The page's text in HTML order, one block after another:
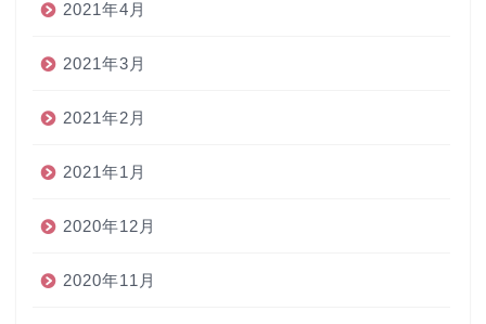
2021年4月
2021年3月
2021年2月
2021年1月
2020年12月
2020年11月